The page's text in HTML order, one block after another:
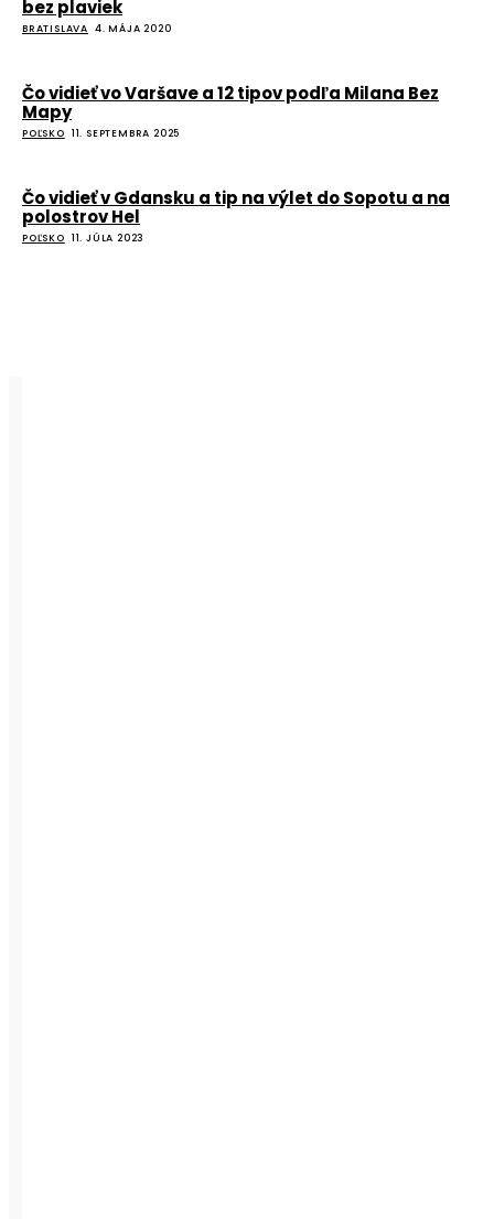
bez plaviek
BRATISLAVA 4. MÁJA 2020
Čo vidieť vo Varšave a 12 tipov podľa Milana Bez
Mapy
POĽSKO 11. SEPTEMBRA 2025
Čo vidieť v Gdansku a tip na výlet do Sopotu a na
polostrov Hel
POĽSKO 11. JÚLA 2023